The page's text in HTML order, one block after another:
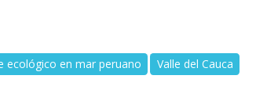
ecológico en mar peruano
Valle del Cauca